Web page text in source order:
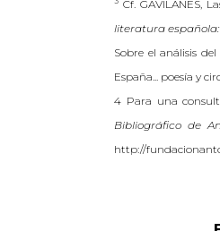
Cf. GAVILANES,
literatura
Sobre el análisis
España... poesía y
4 Para una
Bibliográfico de
http://